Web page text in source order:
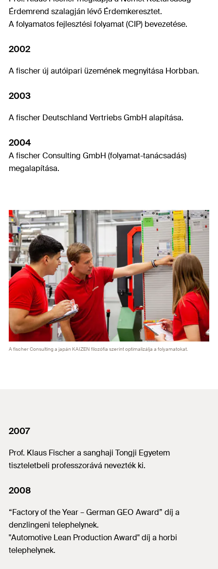
Érdemrend szalagján lévő Érdemkeresztet.
A folyamatos fejlesztési folyamat (CIP) bevezetése.
2002
A fischer új autóipari üzemének megnyitása Horbban.
2003
A fischer Deutschland Vertriebs GmbH alapítása.
2004
A fischer Consulting GmbH (folyamat-tanácsadás)
megalapítása.
A fischer Consulting a japán KAIZEN filozófia szerint optimalizálja a folyamatokat.
2007
Prof. Klaus Fischer a sanghaji Tongji Egyetem
tiszteletbeli professzorává nevezték ki.
2008
“Factory of the Year – German GEO Award” díj a
denzlingeni telephelynek.
"Automotive Lean Production Award" díj a horbi
telephelynek.